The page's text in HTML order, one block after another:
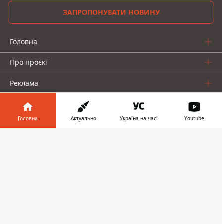
ЗАПРОПОНУВАТИ НОВИНУ
Головна
Про проєкт
Реклама
Про нас
Головна Актуально Україна на часі Youtube